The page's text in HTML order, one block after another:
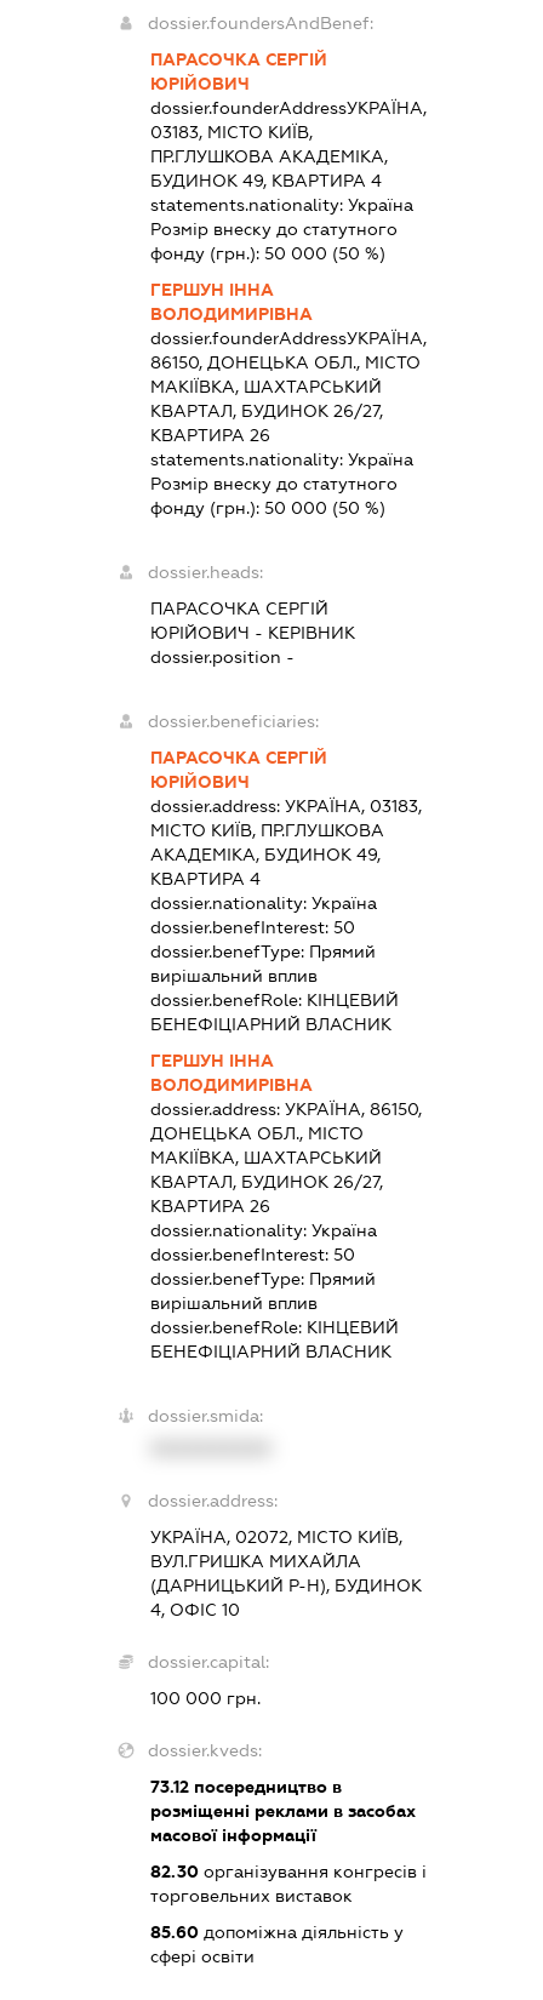
dossier.foundersAndBenef:
ПАРАСОЧКА СЕРГІЙ
ЮРІЙОВИЧ
dossier.founderAddressУКРАЇНА,
03183, МІСТО КИЇВ,
ПР.ГЛУШКОВА АКАДЕМІКА,
БУДИНОК 49, КВАРТИРА 4
statements.nationality: Україна
Розмір внеску до статутного
фонду (грн.): 50 000 (50 %)
ГЕРШУН ІННА
ВОЛОДИМИРІВНА
dossier.founderAddressУКРАЇНА,
86150, ДОНЕЦЬКА ОБЛ., МІСТО
МАКІЇВКА, ШАХТАРСЬКИЙ
КВАРТАЛ, БУДИНОК 26/27,
КВАРТИРА 26
statements.nationality: Україна
Розмір внеску до статутного
фонду (грн.): 50 000 (50 %)
dossier.heads:
ПАРАСОЧКА СЕРГІЙ
ЮРІЙОВИЧ - КЕРІВНИК
dossier.position -
dossier.beneficiaries:
ПАРАСОЧКА СЕРГІЙ
ЮРІЙОВИЧ
dossier.address: УКРАЇНА, 03183,
МІСТО КИЇВ, ПР.ГЛУШКОВА
АКАДЕМІКА, БУДИНОК 49,
КВАРТИРА 4
dossier.nationality: Україна
dossier.benefInterest: 50
dossier.benefType: Прямий
вирішальний вплив
dossier.benefRole: КІНЦЕВИЙ
БЕНЕФІЦІАРНИЙ ВЛАСНИК
ГЕРШУН ІННА
ВОЛОДИМИРІВНА
dossier.address: УКРАЇНА, 86150,
ДОНЕЦЬКА ОБЛ., МІСТО
МАКІЇВКА, ШАХТАРСЬКИЙ
КВАРТАЛ, БУДИНОК 26/27,
КВАРТИРА 26
dossier.nationality: Україна
dossier.benefInterest: 50
dossier.benefType: Прямий
вирішальний вплив
dossier.benefRole: КІНЦЕВИЙ
БЕНЕФІЦІАРНИЙ ВЛАСНИК
dossier.smida:
dossier.address:
УКРАЇНА, 02072, МІСТО КИЇВ,
ВУЛ.ГРИШКА МИХАЙЛА
(ДАРНИЦЬКИЙ Р-Н), БУДИНОК
4, ОФІС 10
dossier.capital:
100 000 грн.
dossier.kveds:
73.12посередництво в
розміщенні реклами в засобах
масової інформації
82.30організування конгресів і
торговельних виставок
85.60допоміжна діяльність у
сфері освіти